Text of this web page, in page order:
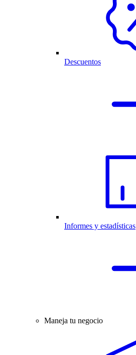
Descuentos
Informes y estadísticas
Maneja tu negocio